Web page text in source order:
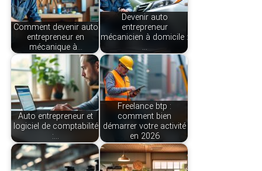
Comment devenir auto
entrepreneur en
mécanique à…
Devenir auto
entrepreneur
mécanicien à domicile :
…
Auto entrepreneur et
logiciel de comptabilité
:…
Freelance btp :
comment bien
démarrer votre activité
en 2026